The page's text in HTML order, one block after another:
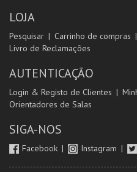
LOJA
Pesquisar Carrinho de compras
Livro de Reclamações
AUTENTICAÇÃO
Login & Registo de Clientes
Orientadores de Salas
SIGA-NOS
Facebook Instagram